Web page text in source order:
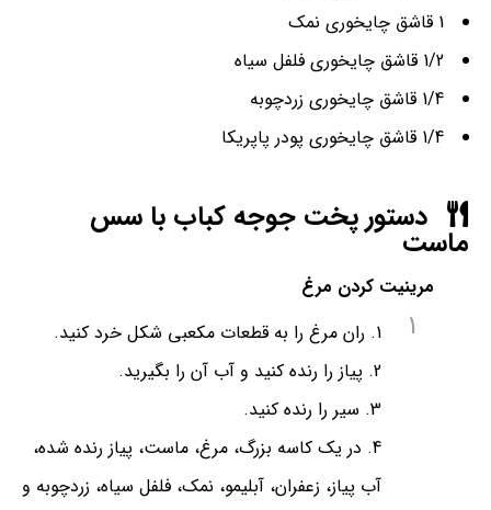
1 قاشق چایخوری نمک
1/2 قاشق چایخوری فلفل سیاه
1/4 قاشق چایخوری زردچوبه
1/4 قاشق چایخوری پودر پاپریکا
دستور پخت جوجه کباب با سس
ماست
مرینیت کردن مرغ
1
ران مرغ را به قطعات مکعبی شکل خرد کنید.
پیاز را رنده کنید و آب آن را بگیرید.
سیر را رنده کنید.
در یک کاسه بزرگ، مرغ، ماست، پیاز رنده شده،
آب پیاز، زعفران، آبلیمو، نمک، فلفل سیاه، زردچوبه و